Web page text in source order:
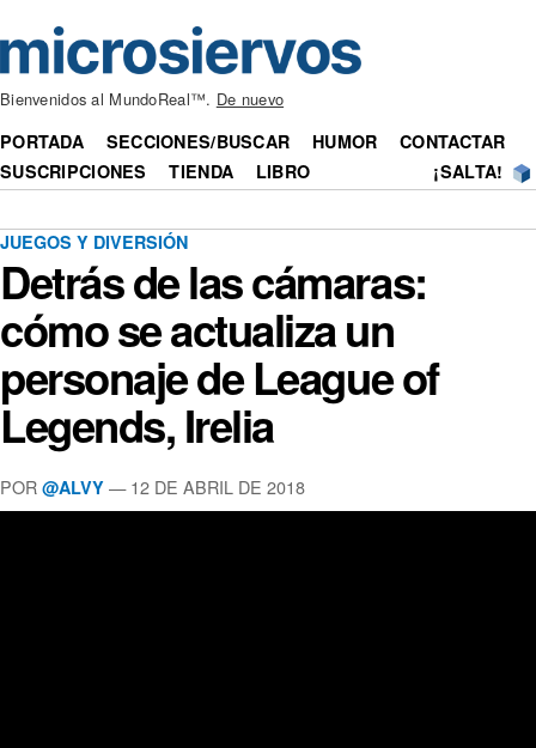
Bienvenidos al MundoReal™. De nuevo
PORTADA SECCIONES/BUSCAR HUMOR
CONTACTAR
SUSCRIPCIONES
TIENDA LIBRO ¡SALTA!
JUEGOS Y DIVERSIÓN
Detrás de las cámaras:
cómo se actualiza un
personaje de League of
Legends, Irelia
POR @ALVY — 12 DE ABRIL DE 2018